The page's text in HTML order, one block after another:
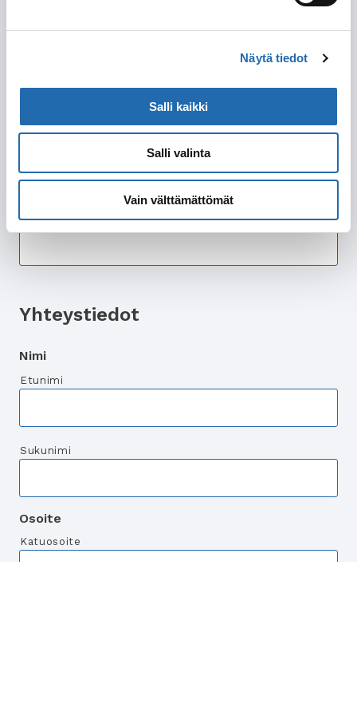
Näytä tiedot
Salli kaikki
Salli valinta
Vain välttämättömät
Ikkunahytti
Lisätietoa hyttitoiveista
Yhteystiedot
Nimi
Etunimi
Sukunimi
Osoite
Katuosoite